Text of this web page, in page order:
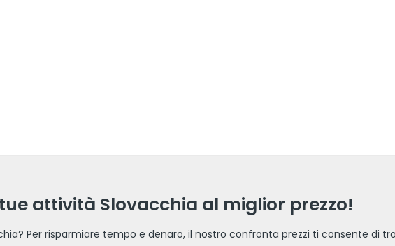
attività Slovacchia al miglior prezzo!
Per risparmiare tempo e denaro, il nostro confronta prezzi ti consente di